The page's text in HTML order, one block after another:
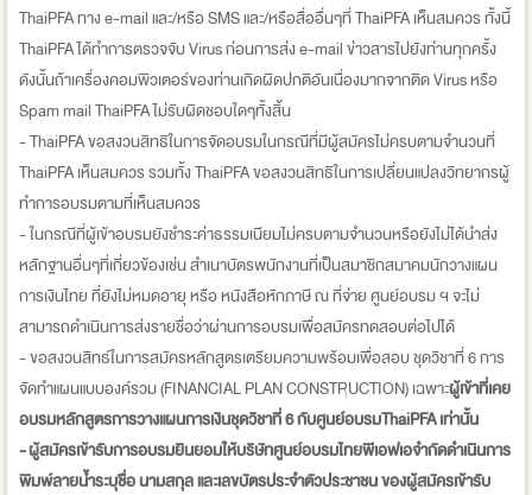
ThaiPFA ทาง e-mail และ/หรือ SMS และ/หรือสื่ออื่นๆที่ ThaiPFA เห็นสมควร ทั้งนี้
ThaiPFA ได้ทำการตรวจจับ Virus ก่อนการส่ง e-mail ข่าวสารไปยังท่านทุกครั้ง
ดังนั้นถ้าเครื่องคอมพิวเตอร์ของท่านเกิดผิดปกติอันเนื่องมากจากติด Virus หรือ
Spam mail ThaiPFA ไม่รับผิดชอบใดๆทั้งสิ้น
- ThaiPFA ขอสงวนสิทธิในการจัดอบรมในกรณีที่มีผู้สมัครไม่ครบตามจำนวนที่
ThaiPFA เห็นสมควร รวมทั้ง ThaiPFA ขอสงวนสิทธิในการเปลี่ยนแปลงวิทยากรผู้
ทำการอบรมตามที่เห็นสมควร
- ในกรณีที่ผู้เข้าอบรมยังชำระค่าธรรมเนียมไม่ครบตามจำนวนหรือยังไม่ได้นำส่ง
หลักฐานอื่นๆที่เกี่ยวข้องเช่น สำเนาบัตรพนักงานที่เป็นสมาชิกสมาคมนักวางแผน
การเงินไทย ที่ยังไม่หมดอายุ หรือ หนังสือหักภาษี ณ ที่จ่าย ศูนย์อบรม ฯ จะไม่
สามารถดำเนินการส่งรายชื่อว่าผ่านการอบรมเพื่อสมัครทดสอบต่อไปได้
- ขอสงวนสิทธ์ในการสมัครหลักสูตรเตรียมความพร้อมเพื่อสอบ ชุดวิชาที่ 6 การ
จัดทำแผนแบบองค์รวม (FINANCIAL PLAN CONSTRUCTION) เฉพาะผู้เข้าที่เคย
อบรมหลักสูตรการวางแผนการเงินชุดวิชาที่ 6 กับศูนย์อบรมThaiPFA เท่านั้น
- ผู้สมัครเข้ารับการอบรมยินยอมให้บริษัทศูนย์อบรมไทยพีเอฟเอจำกัดดำเนินการ
พิมพ์ลายน้ำระบุชื่อ นามสกุล และเลขบัตรประจำตัวประชาชน ของผู้สมัครเข้ารับ